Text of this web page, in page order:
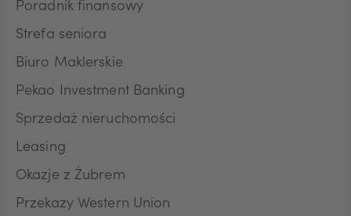
SEK
TRY
Poradnik finansowy
Strefa seniora
Biuro Maklerskie
Pekao Investment Banking
Sprzedaż nieruchomości
Leasing
Okazje z Żubrem
Przekazy Western Union